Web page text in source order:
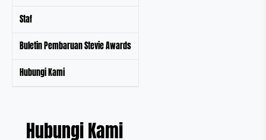
Staf
Buletin Pembaruan Stevie Awards
Hubungi Kami
Hubungi Kami